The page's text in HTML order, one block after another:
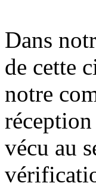
Dans
de cette
notre
vécu au